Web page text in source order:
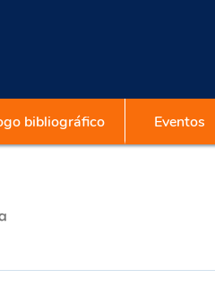
bibliográfico Eventos